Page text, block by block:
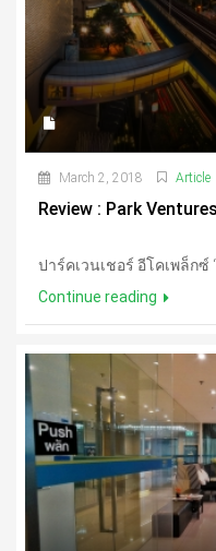
March 2, 2018 Article
Review : Park
ปาร์คเวนเชอร์ อีโคเพล็กซ์
Continue reading